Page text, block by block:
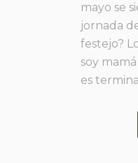
mayo se
jornada
festejo?
soy
es